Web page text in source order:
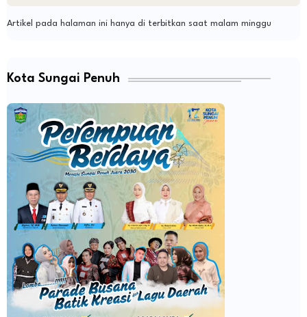
Artikel pada halaman ini hanya di terbitkan saat malam minggu
Kota Sungai Penuh